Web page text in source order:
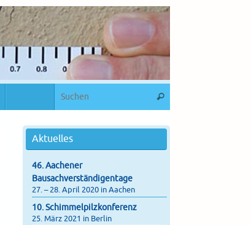
Aktuelles
46. Aachener
Bausachverständigentage
27. – 28. April 2020 in Aachen
10. Schimmelpilzkonferenz
25. März 2021 in Berlin